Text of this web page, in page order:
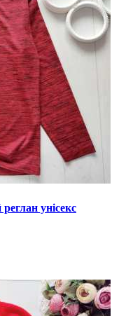
унісекс